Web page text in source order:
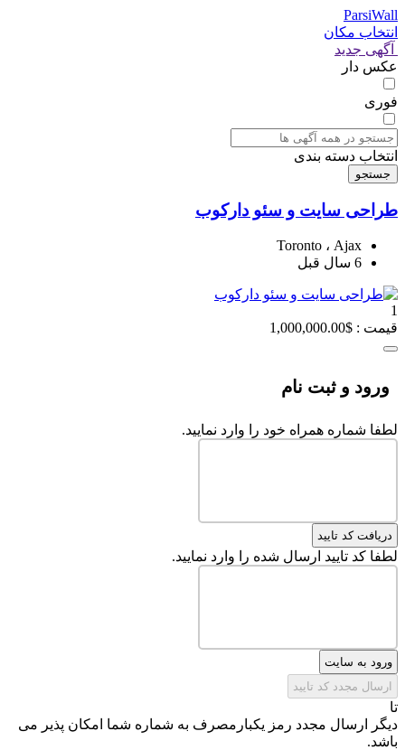
ParsiWall
انتخاب مکان
آگهی جدید
عکس دار
فوری
انتخاب دسته بندی
جستجو
طراحی سایت و سئو دارکوب
Toronto ، Ajax
6 سال قبل
1
قیمت : $1,000,000.00
ورود و ثبت نام
لطفا شماره همراه خود را وارد نمایید.
دریافت کد تایید
لطفا کد تایید ارسال شده را وارد نمایید.
ورود به سایت
ارسال مجدد کد تایید
تا
دیگر ارسال مجدد رمز یکبارمصرف به شماره شما امکان پذیر می
باشد.